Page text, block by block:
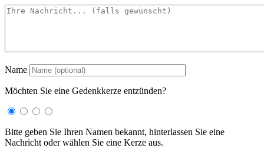
Name
Möchten Sie eine Gedenkkerze entzünden?
Bitte geben Sie Ihren Namen bekannt, hinterlassen Sie eine
Nachricht oder wählen Sie eine Kerze aus.